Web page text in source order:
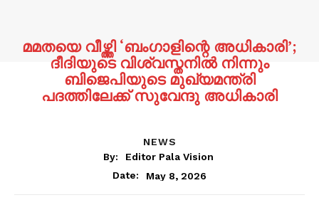
മമതയെ വീഴ്ത്തി ‘ബംഗാളിന്റെ അധികാരി’;
ദീദിയുടെ വിശ്വസ്തനിൽ നിന്നും
ബിജെപിയുടെ മുഖ്യമന്ത്രി
പദത്തിലേക്ക് സുവേന്ദു അധികാരി
NEWS
By:
Editor Pala Vision
Date:
May 8, 2026